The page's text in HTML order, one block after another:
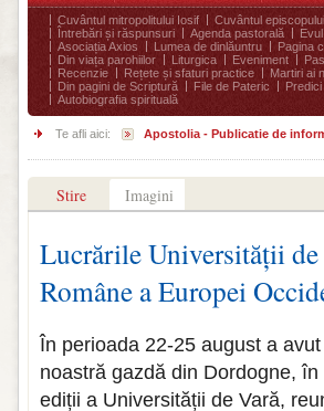
Cuvântul mitropolitului Iosif Cuvântul
Întrebări și răspunsuri
Agenda pastorală
Asociația Axios
Lumea de dinlăuntru Pagina
Din viața parohiilor
Liturgica Eveniment
Recenzie
Rețete și sfaturi practice Martiri ai
Din pagini de Scriptură
File de Pateric
Autobiografia spirituală
Te afli aici: Apostolia - Publicatie de
Stire Imagini
Lucrările Universității
Române a Europei
În perioada 22-25 august a
noastră gazdă din Dordogne,
ediții a Universității de Vară,